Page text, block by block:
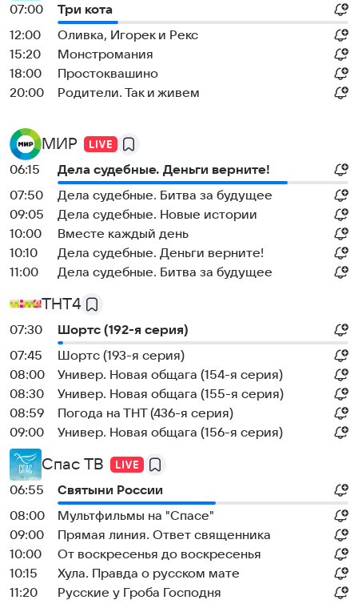
07:00
Три кота
12:00
Оливка, Игорек и Рекс
15:20
Монстромания
18:00
Простоквашино
20:00
Родители. Так и живем
МИР
06:15
Дела судебные. Деньги верните!
07:50
Дела судебные. Битва за будущее
09:05
Дела судебные. Новые истории
10:00
Вместе каждый день
10:10
Дела судебные. Деньги верните!
11:00
Дела судебные. Битва за будущее
ТНТ4
07:30
Шортс (192-я серия)
07:45
Шортс (193-я серия)
08:00
Универ. Новая общага (154-я серия)
08:30
Универ. Новая общага (155-я серия)
08:59
Погода на ТНТ (436-я серия)
09:00
Универ. Новая общага (156-я серия)
Спас ТВ
06:55
Святыни России
08:00
Мультфильмы на "Спасе"
09:00
Прямая линия. Ответ священника
10:00
От воскресенья до воскресенья
10:15
Хула. Правда о русском мате
11:20
Русские у Гроба Господня